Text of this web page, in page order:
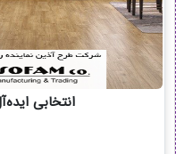
انتخابی